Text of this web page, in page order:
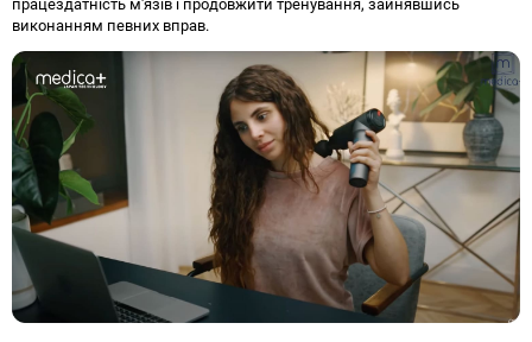
виконанням певних вправ.